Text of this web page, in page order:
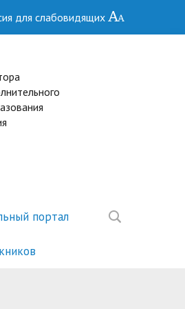
для слабовидящих
дополнительного
портал